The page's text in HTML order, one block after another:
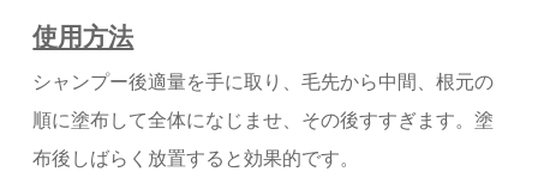
使用方法
シャンプー後適量を手に取り、毛先から中間、根元の
順に塗布して全体になじませ、その後すすぎます。塗
布後しばらく放置すると効果的です。